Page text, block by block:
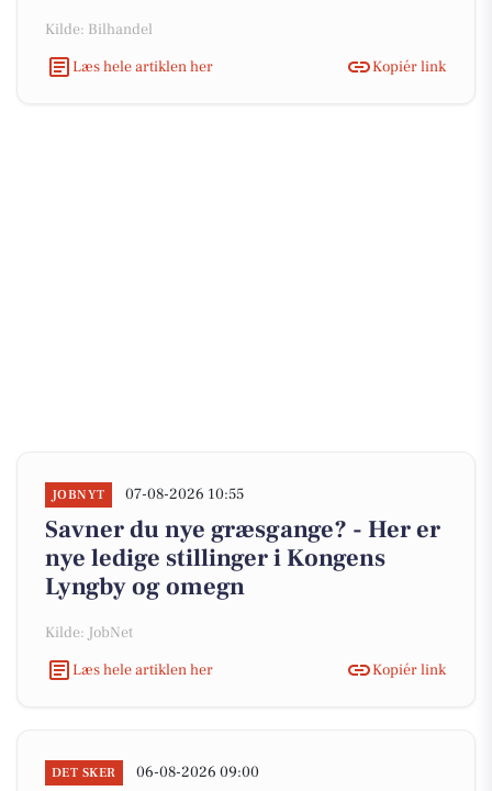
Kilde: Bilhandel
Læs hele artiklen her
Kopiér link
JOBNYT 07-08-2026 10:55
Savner du nye græsgange? - Her er
nye ledige stillinger i Kongens
Lyngby og omegn
Kilde: JobNet
Læs hele artiklen her
Kopiér link
DET SKER 06-08-2026 09:00